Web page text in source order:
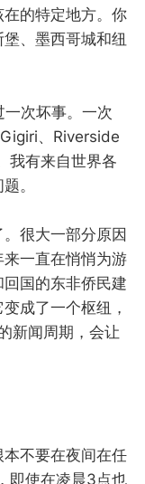
的特定地方。你
、墨西哥城和纽
次坏事。一次
、Riverside
我有来自世界各
。
很大一部分原因
一直在悄悄为游
国的东非侨民建
成了一个枢纽，
新闻周期，会让
不要在夜间在任
使在凌晨3点也